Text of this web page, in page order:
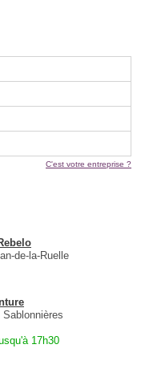
C'est votre entreprise ?
de-la-Ruelle
Sablonnières
17h30